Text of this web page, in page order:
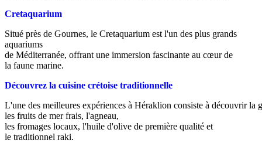
Cretaquarium
Situé près de Gournes, le Cretaquarium est l'un des plus grands
aquariums
de Méditerranée, offrant une immersion fascinante au cœur de
la faune marine.
Découvrez la cuisine crétoise traditionnelle
L'une des meilleures expériences à Héraklion consiste à découvrir la
les fruits de mer frais, l'agneau,
les fromages locaux, l'huile d'olive de première qualité et
le traditionnel raki.